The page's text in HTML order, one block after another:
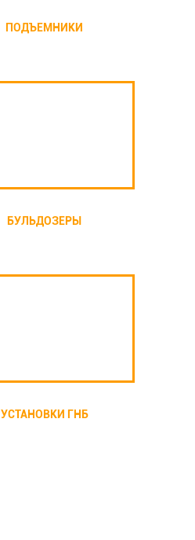
ПОДЪЕМНИКИ
БУЛЬДОЗЕРЫ
УСТАНОВКИ ГНБ